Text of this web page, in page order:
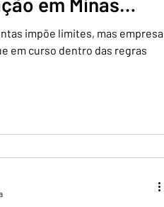
impõe limites, mas empresa
em curso dentro das regras